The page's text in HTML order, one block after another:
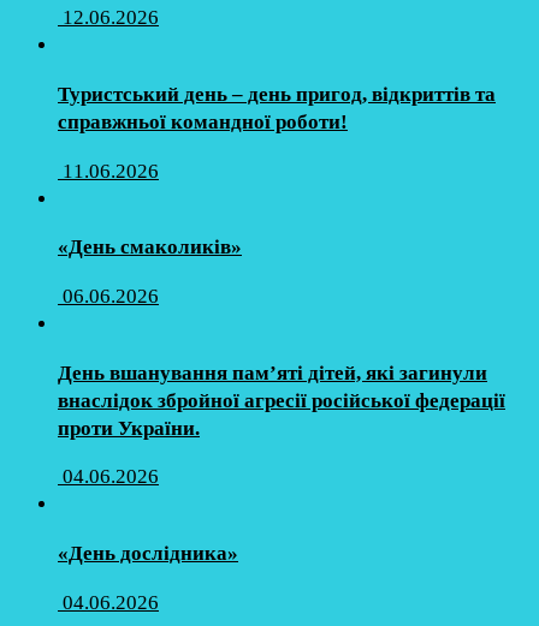
12.06.2026
Туристський день – день пригод, відкриттів та
справжньої командної роботи!
11.06.2026
«День смаколиків»
06.06.2026
День вшанування пам’яті дітей, які загинули
внаслідок збройної агресії російської федерації
проти України.
04.06.2026
«День дослідника»
04.06.2026